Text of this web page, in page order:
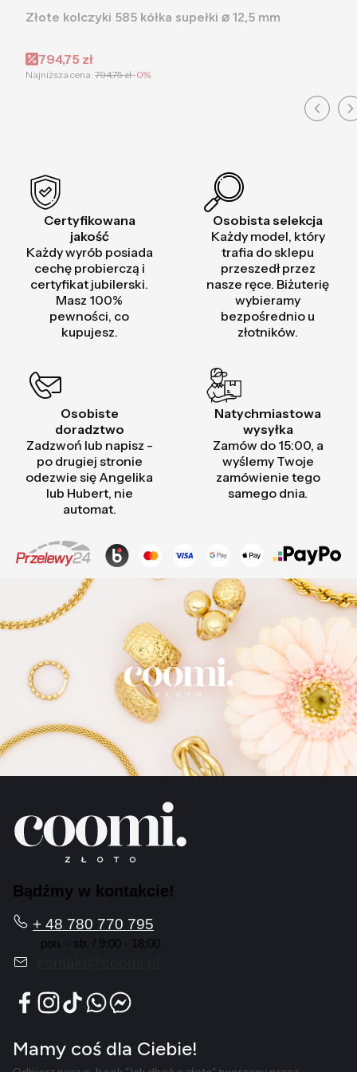
Złote kolczyki 585 kółka supełki ⌀ 12,5 mm
Cena promocyjna
794,75 zł
Najniższa cena: 794,75 zł-0%
Certyfikowana
jakość
Każdy wyrób posiada
cechę probierczą i
certyfikat jubilerski.
Masz 100%
pewności, co
kupujesz.
Osobista selekcja
Każdy model, który
trafia do sklepu
przeszedł przez
nasze ręce. Biżuterię
wybieramy
bezpośrednio u
złotników.
Osobiste
doradztwo
Zadzwoń lub napisz -
po drugiej stronie
odezwie się Angelika
lub Hubert, nie
automat.
Natychmiastowa
wysyłka
Zamów do 15:00, a
wyślemy Twoje
zamówienie tego
samego dnia.
Bądźmy w kontakcie!
+ 48 780 770 795
pon. - sb. / 9:00 - 18:00
Mamy coś dla Ciebie!